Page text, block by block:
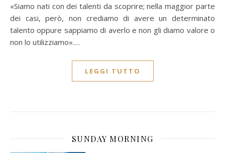
«Siamo nati con dei talenti da scoprire; nella maggior parte
dei casi, però, non crediamo di avere un determinato
talento oppure sappiamo di averlo e non gli diamo valore o
non lo utilizziamo».…
LEGGI TUTTO
SUNDAY MORNING